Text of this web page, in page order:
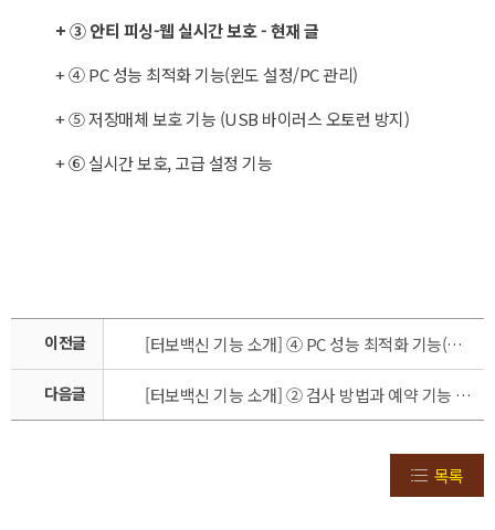
+ ③ 안티 피싱-웹 실시간 보호 - 현재 글
+ ④ PC 성능 최적화 기능(윈도 설정/PC 관리)
+ ⑤ 저장매체 보호 기능 (USB 바이러스 오토런 방지)
+ ⑥ 실시간 보호, 고급 설정 기능
이전글 [터보백신 기능 소개] ④ PC 성능 최적화 기능(윈도우 설정/PC 관리)
다음글 [터보백신 기능 소개] ② 검사 방법과 예약 기능 (정밀/빠른/선택 검사 방법)
목록